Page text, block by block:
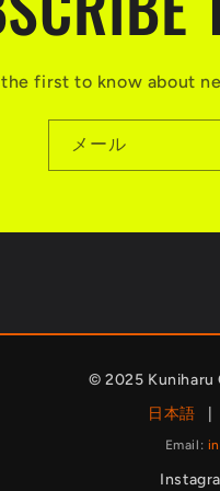
the first to know about
メール
© 2025 Kuniharu
日本語
Email: